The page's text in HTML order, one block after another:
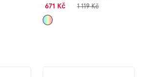
671 Kč 1 119 Kč
Mix